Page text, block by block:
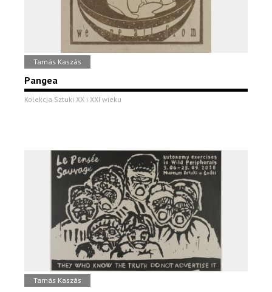
Tamás Kaszás
Pangea
Kolekcja Sztuki XX i XXI wieku
Tamás Kaszás